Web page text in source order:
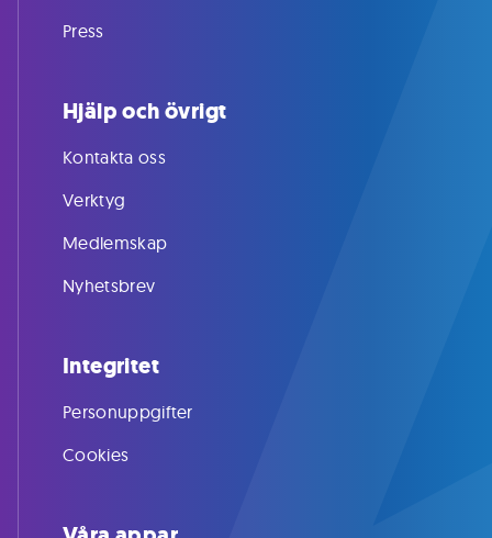
Press
Hjälp och övrigt
Kontakta oss
Verktyg
Medlemskap
Nyhetsbrev
Integritet
Personuppgifter
Cookies